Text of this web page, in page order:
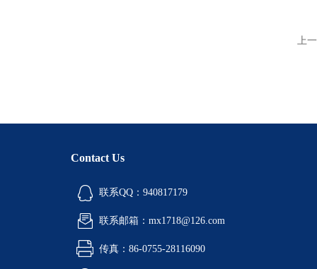
上
Contact Us
联系QQ：940817179
联系邮箱：mx1718@126.com
传真：86-0755-28116090